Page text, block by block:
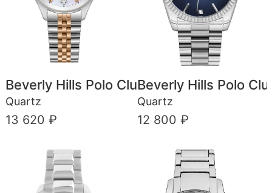
Beverly Hills Polo Club
Quartz
13 620 ₽
Beverly Hills Polo
Quartz
12 800 ₽